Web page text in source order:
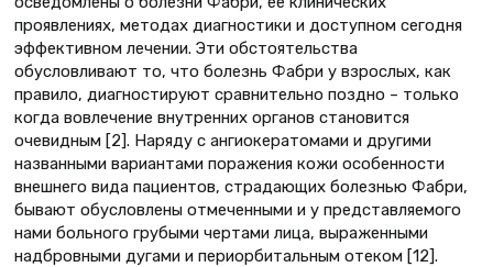
проявлениях, методах диагностики и доступном сегодня
эффективном лечении. Эти обстоятельства
обусловливают то, что болезнь Фабри у взрослых, как
правило, диагностируют сравнительно поздно – только
когда вовлечение внутренних органов становится
очевидным [2]. Наряду с ангиокератомами и другими
названными вариантами поражения кожи особенности
внешнего вида пациентов, страдающих болезнью Фабри,
бывают обусловлены отмеченными и у представляемого
нами больного грубыми чертами лица, выраженными
надбровными дугами и периорбитальным отеком [12].